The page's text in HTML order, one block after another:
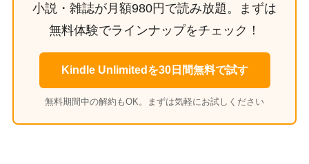
小説・雑誌が月額980円で読み放題。まずは
無料体験でラインナップをチェック！
Kindle Unlimitedを30日間無料で試す
無料期間中の解約もOK。まずは気軽にお試しください